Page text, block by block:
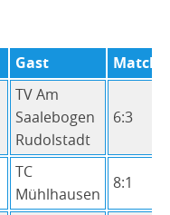
Gast
TV Am
Saalebogen
Rudolstadt
6:3
TC
Mühlhausen
8:1